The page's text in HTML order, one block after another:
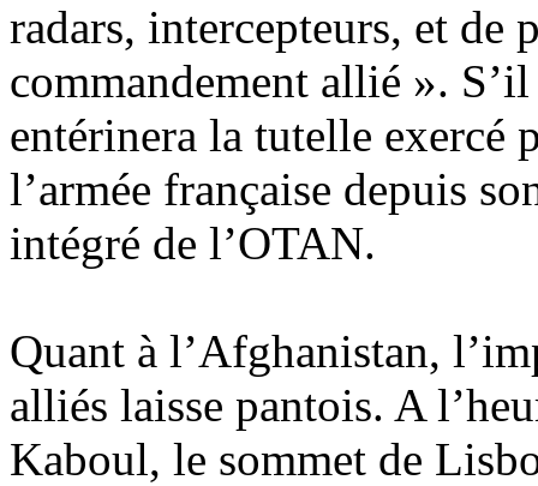
radars, intercepteurs, et de
commandement allié ».
entérinera la tutelle exercé
l’armée française depuis
intégré de l’OTAN.
Quant à l’Afghanistan,
alliés laisse pantois. A
Kaboul, le sommet de